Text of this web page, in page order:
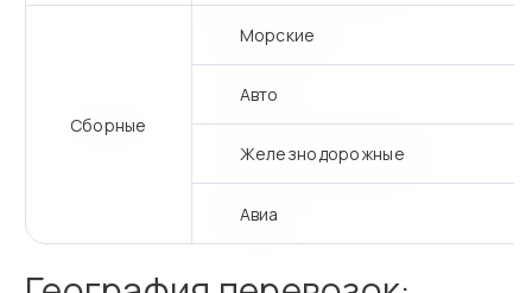
Сборные
Морские
Авто
Железнодорожные
Авиа